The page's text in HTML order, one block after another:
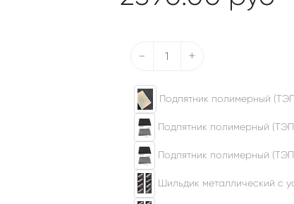
- +
Подпятник полимерный
Подпятник полимерный
Подпятник полимерный
Шильдик металлический с